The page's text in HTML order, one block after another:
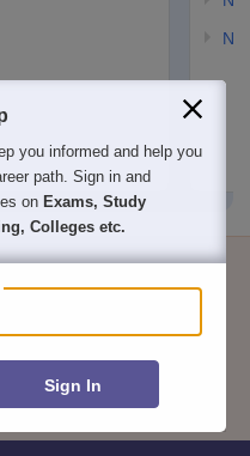
Find Answers
counselling, admissions,
you informed and help you
path. Sign in and
on Exams, Study
Colleges etc.
Sign In